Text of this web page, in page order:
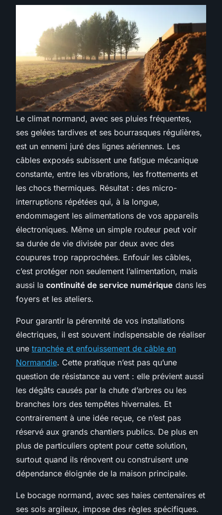
Le climat normand, avec ses pluies fréquentes,
ses gelées tardives et ses bourrasques régulières,
est un ennemi juré des lignes aériennes. Les
câbles exposés subissent une fatigue mécanique
constante, entre les vibrations, les frottements et
les chocs thermiques. Résultat : des micro-
interruptions répétées qui, à la longue,
endommagent les alimentations de vos appareils
électroniques. Même un simple routeur peut voir
sa durée de vie divisée par deux avec des
coupures trop rapprochées. Enfouir les câbles,
c’est protéger non seulement l’alimentation, mais
aussi la continuité de service numérique dans les
foyers et les ateliers.
Pour garantir la pérennité de vos installations
électriques, il est souvent indispensable de réaliser
une tranchée et enfouissement de câble en
Normandie. Cette pratique n’est pas qu’une
question de résistance au vent : elle prévient aussi
les dégâts causés par la chute d’arbres ou les
branches lors des tempêtes hivernales. Et
contrairement à une idée reçue, ce n’est pas
réservé aux grands chantiers publics. De plus en
plus de particuliers optent pour cette solution,
surtout quand ils rénovent ou construisent une
dépendance éloignée de la maison principale.
Le bocage normand, avec ses haies centenaires et
ses sols argileux, impose des règles spécifiques.